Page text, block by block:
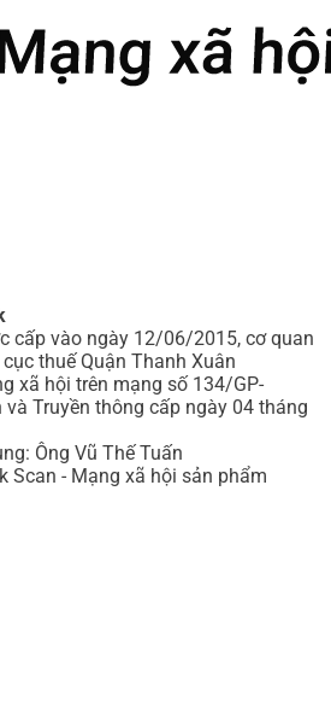
cấp vào ngày 12/06/2015, cơ quan
thuế Quận Thanh Xuân
xã hội trên mạng số 134/GP-
Truyền thông cấp ngày 04 tháng
Ông Vũ Thế Tuấn
Scan - Mạng xã hội sản phẩm